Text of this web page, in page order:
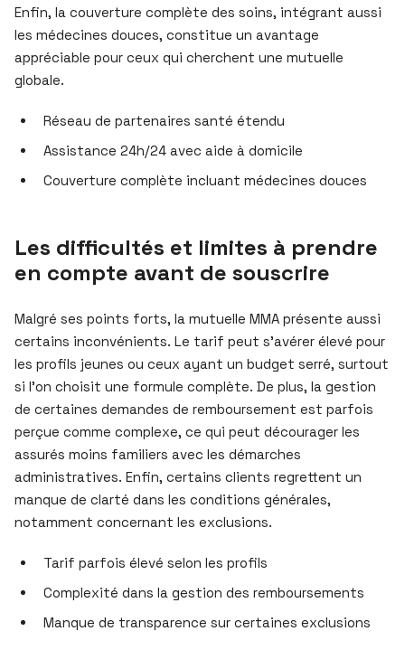
Enfin, la couverture complète des soins, intégrant aussi
les médecines douces, constitue un avantage
appréciable pour ceux qui cherchent une mutuelle
globale.
Réseau de partenaires santé étendu
Assistance 24h/24 avec aide à domicile
Couverture complète incluant médecines douces
Les difficultés et limites à prendre
en compte avant de souscrire
Malgré ses points forts, la mutuelle MMA présente aussi
certains inconvénients. Le tarif peut s’avérer élevé pour
les profils jeunes ou ceux ayant un budget serré, surtout
si l’on choisit une formule complète. De plus, la gestion
de certaines demandes de remboursement est parfois
perçue comme complexe, ce qui peut décourager les
assurés moins familiers avec les démarches
administratives. Enfin, certains clients regrettent un
manque de clarté dans les conditions générales,
notamment concernant les exclusions.
Tarif parfois élevé selon les profils
Complexité dans la gestion des remboursements
Manque de transparence sur certaines exclusions